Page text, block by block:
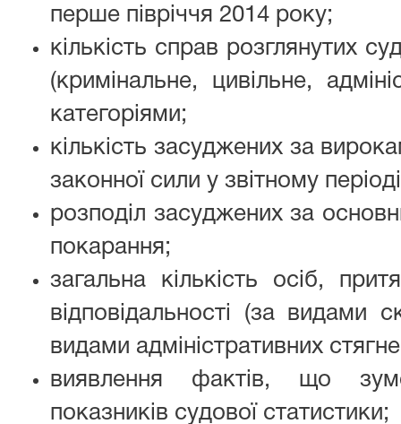
перше півріччя 2014 року;
кількість справ розглянутих
(кримінальне, цивільне,
категоріями;
кількість засуджених за
законної сили у звітному
розподіл засуджених за
покарання;
загальна кількість осіб,
відповідальності (за видами
видами адміністративних
виявлення фактів, що
показників судової статистики;